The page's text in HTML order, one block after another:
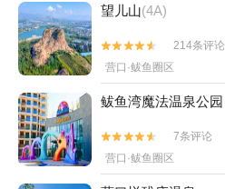
望儿山(4A)


214条评论
营口·鲅鱼圈区
鲅鱼湾魔法温泉公园


7条评论
营口·鲅鱼圈区